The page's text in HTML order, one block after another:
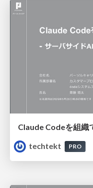
techtekt
PRO